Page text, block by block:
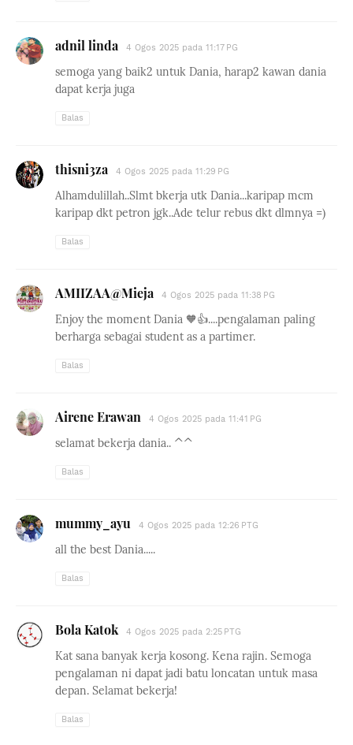
adnil linda 4 Ogos 2025 pada 11:17 PG
semoga yang baik2 untuk Dania, harap2 kawan dania
dapat kerja juga
Balas
thisni3za 4 Ogos 2025 pada 11:29 PG
Alhamdulillah..Slmt bkerja utk Dania...karipap mcm
karipap dkt petron jgk..Ade telur rebus dkt dlmnya =)
Balas
AMIIZAA@Mieja 4 Ogos 2025 pada 11:38 PG
Enjoy the moment Dania 🧡👍....pengalaman paling
berharga sebagai student as a partimer.
Balas
Airene Erawan 4 Ogos 2025 pada 11:41 PG
selamat bekerja dania.. ^^
Balas
mummy_ayu 4 Ogos 2025 pada 12:26 PTG
all the best Dania.....
Balas
Bola Katok 4 Ogos 2025 pada 2:25 PTG
Kat sana banyak kerja kosong. Kena rajin. Semoga
pengalaman ni dapat jadi batu loncatan untuk masa
depan. Selamat bekerja!
Balas